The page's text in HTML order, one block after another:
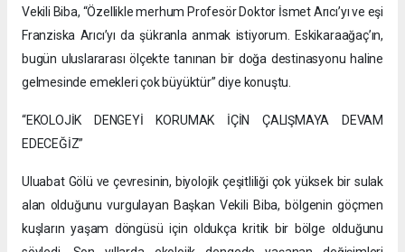
Vekili Biba, “Özellikle merhum Profesör Doktor İsmet Arıcı’yı ve eşi
Franziska Arıcı’yı da şükranla anmak istiyorum. Eskikaraağaç’ın,
bugün uluslararası ölçekte tanınan bir doğa destinasyonu haline
gelmesinde emekleri çok büyüktür” diye konuştu.
“EKOLOJİK DENGEYİ KORUMAK İÇİN ÇALIŞMAYA DEVAM
EDECEĞİZ”
Uluabat Gölü ve çevresinin, biyolojik çeşitliliği çok yüksek bir sulak
alan olduğunu vurgulayan Başkan Vekili Biba, bölgenin göçmen
kuşların yaşam döngüsü için oldukça kritik bir bölge olduğunu